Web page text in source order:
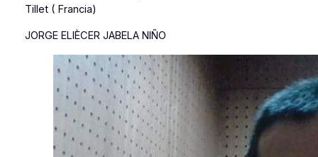
Tillet ( Francia)
JORGE ELIÈCER JABELA NIÑO